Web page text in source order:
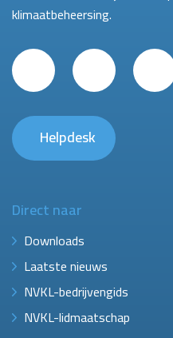
klimaatbeheersing.
Helpdesk
Direct naar
Downloads
Laatste nieuws
NVKL-bedrijvengids
NVKL-lidmaatschap